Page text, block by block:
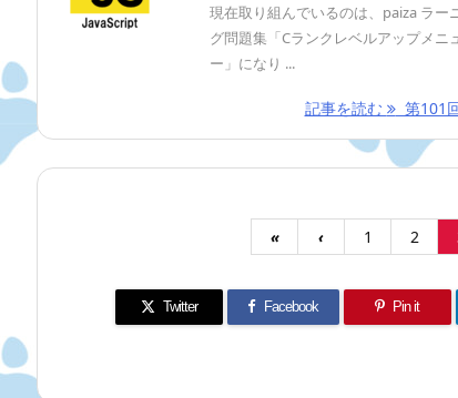
現在取り組んでいるのは、paiza ラー
グ問題集「Cランクレベルアップメニ
ー」になり ...
記事を読む 第101
« ‹ 1 2
Twitter Facebook Pin it